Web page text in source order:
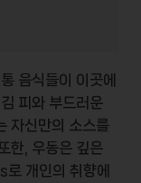
음식들이 이곳에
피와 부드러운
자신만의 소스를
한, 우동은 깊은
개인의 취향에